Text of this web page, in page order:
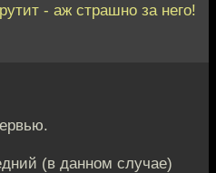
- аж страшно за него!
(в данном случае)